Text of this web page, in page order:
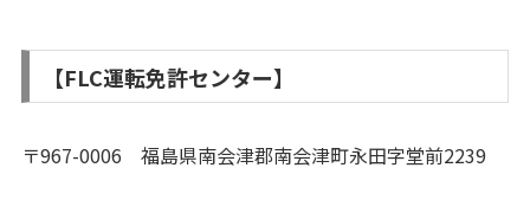
【FLC運転免許センター】
〒967-0006 福島県南会津郡南会津町永田字堂前2239